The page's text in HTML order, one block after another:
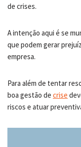
de crises.
A intenção aqui é se
que podem gerar
empresa.
Para além de tentar
boa gestão de crise
riscos e atuar